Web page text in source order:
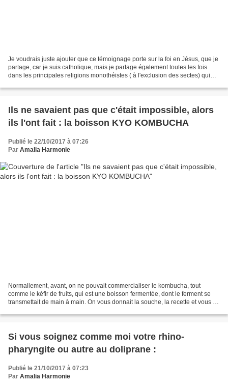
Je voudrais juste ajouter que ce témoignage porte sur la foi en Jésus, que je
partage, car je suis catholique, mais je partage également toutes les fois
dans les principales religions monothéistes ( à l'exclusion des sectes) qui
Ils ne savaient pas que c'était impossible, alors
ils l'ont fait : la boisson KYO KOMBUCHA
Publié le 22/10/2017 à 07:26
Par Amalia Harmonie
Normallement, avant, on ne pouvait commercialiser le kombucha, tout
comme le kéfir de fruits, qui est une boisson fermentée, dont le ferment se
transmettait de main à main. On vous donnait la souche, la recette et vous le
Si vous soignez comme moi votre rhino-
pharyngite ou autre au doliprane :
Publié le 21/10/2017 à 07:23
Par Amalia Harmonie